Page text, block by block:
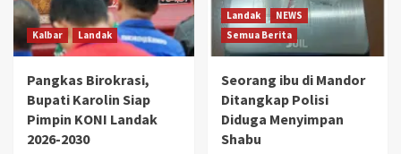
Kalbar Landak
Pangkas Birokrasi,
Bupati Karolin Siap
Pimpin KONI Landak
2026-2030
Landak
NEWS
Semua Berita
Seorang ibu di Mandor
Ditangkap Polisi
Diduga Menyimpan
Shabu